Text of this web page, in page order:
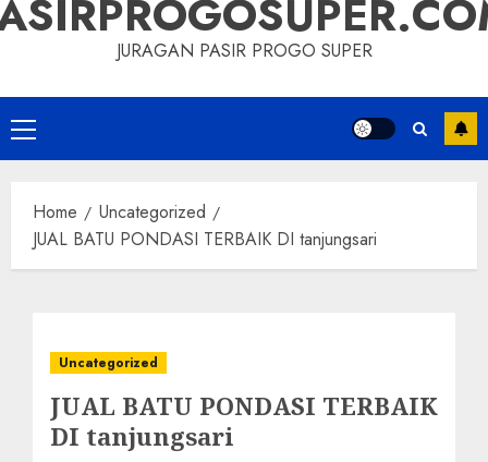
JURAGAN PASIR PROGO SUPER
Primary
Menu
Home
Uncategorized
JUAL BATU PONDASI TERBAIK DI tanjungsari
Uncategorized
JUAL BATU PONDASI TERBAIK
DI tanjungsari